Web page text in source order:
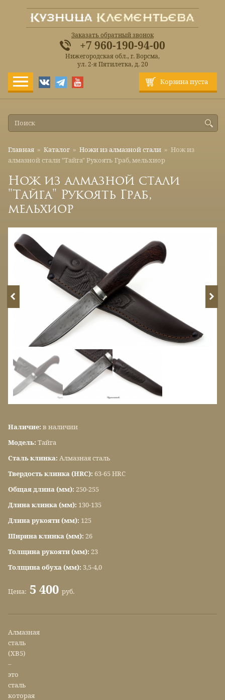
Корзина пуста
Заказать обратный звонок
+7 960-190-94-00
Нижегородская обл., г. Ворсма,
ул. 2-я Пятилетка, д. 20
Главная » Каталог » Ножи из алмазной стали » Нож из
алмазной стали "Тайга" Рукоять Граб, мельхиор
Нож из алмазной стали
"Тайга" Рукоять Граб,
мельхиор
Наличие: в наличии
Модель: Тайга
Сталь клинка: Алмазная сталь
Твердость клинка (HRC): 63-65 HRC
Общая длина (мм): 250-255
Длина клинка (мм): 130-135
Длина рукояти (мм): 125
Ширина клинка (мм): 26
Толщина рукояти (мм): 23
Толщина обуха (мм): 3,5-4,0
Цена: 5 400 руб.
Алмазная
сталь
(ХВ5)
–
это
сталь
которая